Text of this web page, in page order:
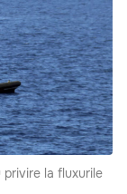
la fluxurile